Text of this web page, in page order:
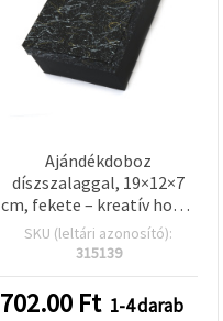
Ajándékdoboz
díszszalaggal, 19×12×7
cm, fekete – kreatív hobbi
csomagoláshoz
SKU (leltári azonosító):
315139
702.00 Ft 1-4 darab